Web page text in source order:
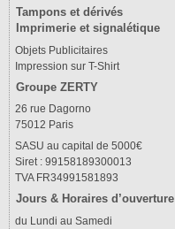
Tampons et dérivés
Imprimerie et signalétique
Objets Publicitaires
Impression sur T-Shirt
Groupe ZERTY
26 rue Dagorno
75012 Paris
SASU au capital de 5000€
Siret : 99158189300013
TVA FR34991581893
Jours & Horaires d’ouverture
du Lundi au Samedi